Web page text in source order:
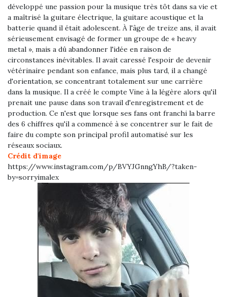
développé une passion pour la musique très tôt dans sa vie et
a maîtrisé la guitare électrique, la guitare acoustique et la
batterie quand il était adolescent. À l'âge de treize ans, il avait
sérieusement envisagé de former un groupe de « heavy
metal », mais a dû abandonner l'idée en raison de
circonstances inévitables. Il avait caressé l'espoir de devenir
vétérinaire pendant son enfance, mais plus tard, il a changé
d'orientation, se concentrant totalement sur une carrière
dans la musique. Il a créé le compte Vine à la légère alors qu'il
prenait une pause dans son travail d'enregistrement et de
production. Ce n'est que lorsque ses fans ont franchi la barre
des 6 chiffres qu'il a commencé à se concentrer sur le fait de
faire du compte son principal profil automatisé sur les
réseaux sociaux.
Crédit d'image
https://www.instagram.com/p/BVYJGnngYhB/?taken-
by=sorryimalex